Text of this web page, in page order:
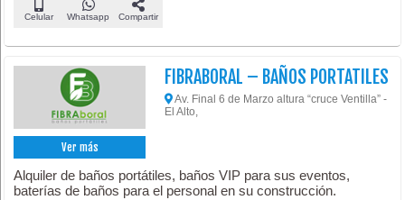
Celular Whatsapp Compartir
Ver más
FIBRABORAL – BAÑOS PORTATILES
Av. Final 6 de Marzo altura “cruce Ventilla” -
El Alto,
Alquiler de baños portátiles, baños VIP para sus eventos,
baterías de baños para el personal en su construcción.